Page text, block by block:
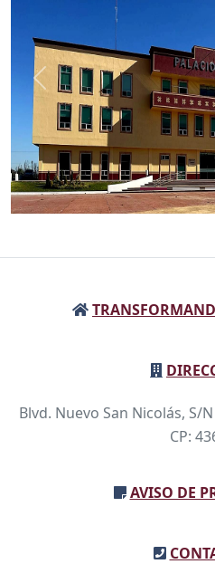
Anterior
Blvd. Nuevo San Nicolás, S/
CP:
AVISO DE